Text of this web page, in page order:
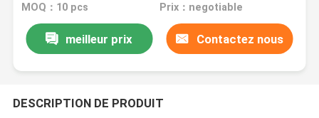
MOQ：10 pcs Prix：negotiable
meilleur prix Contactez nous
DESCRIPTION DE PRODUIT